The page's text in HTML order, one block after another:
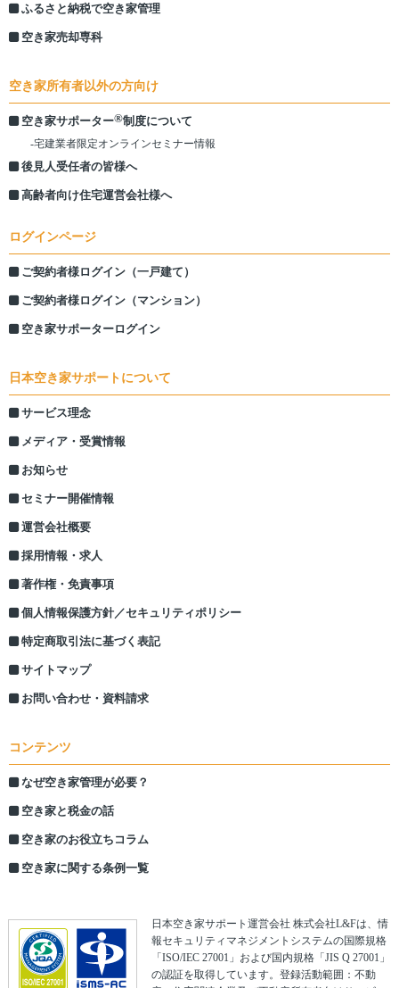
ふるさと納税で空き家管理
空き家売却専科
空き家所有者以外の方向け
空き家サポーター®制度について
-宅建業者限定オンラインセミナー情報
後見人受任者の皆様へ
高齢者向け住宅運営会社様へ
ログインページ
ご契約者様ログイン（一戸建て）
ご契約者様ログイン（マンション）
空き家サポーターログイン
日本空き家サポートについて
サービス理念
メディア・受賞情報
お知らせ
セミナー開催情報
運営会社概要
採用情報・求人
著作権・免責事項
個人情報保護方針／セキュリティポリシー
特定商取引法に基づく表記
サイトマップ
お問い合わせ・資料請求
コンテンツ
なぜ空き家管理が必要？
空き家と税金の話
空き家のお役立ちコラム
空き家に関する条例一覧
日本空き家サポート運営会社 株式会社L&Fは、情
報セキュリティマネジメントシステムの国際規格
「ISO/IEC 27001」および国内規格「JIS Q 27001」
の認証を取得しています。登録活動範囲：不動